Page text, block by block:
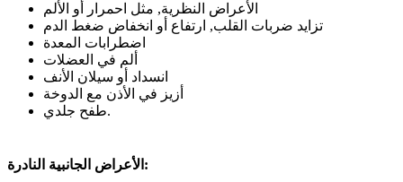
الأعراض النظرية, مثل احمرار أو الألم
تزايد ضربات القلب, ارتفاع أو انخفاض ضغط الدم
اضطرابات المعدة
ألم في العضلات
انسداد أو سيلان الأنف
أزيز في الأذن مع الدوخة
طفح جلدي.
الأعراض الجانبية النادرة: